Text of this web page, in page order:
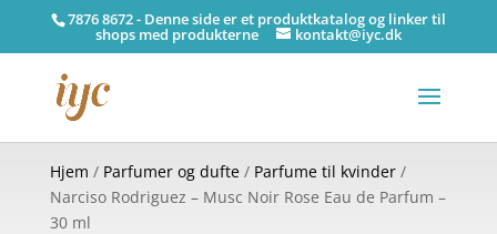
7876 8672 - Denne side er et produktkatalog og linker til
shops med produkterne kontakt@iyc.dk
Hjem / Parfumer og dufte/ Parfume til kvinder/
Narciso Rodriguez – Musc Noir Rose Eau de Parfum –
30 ml